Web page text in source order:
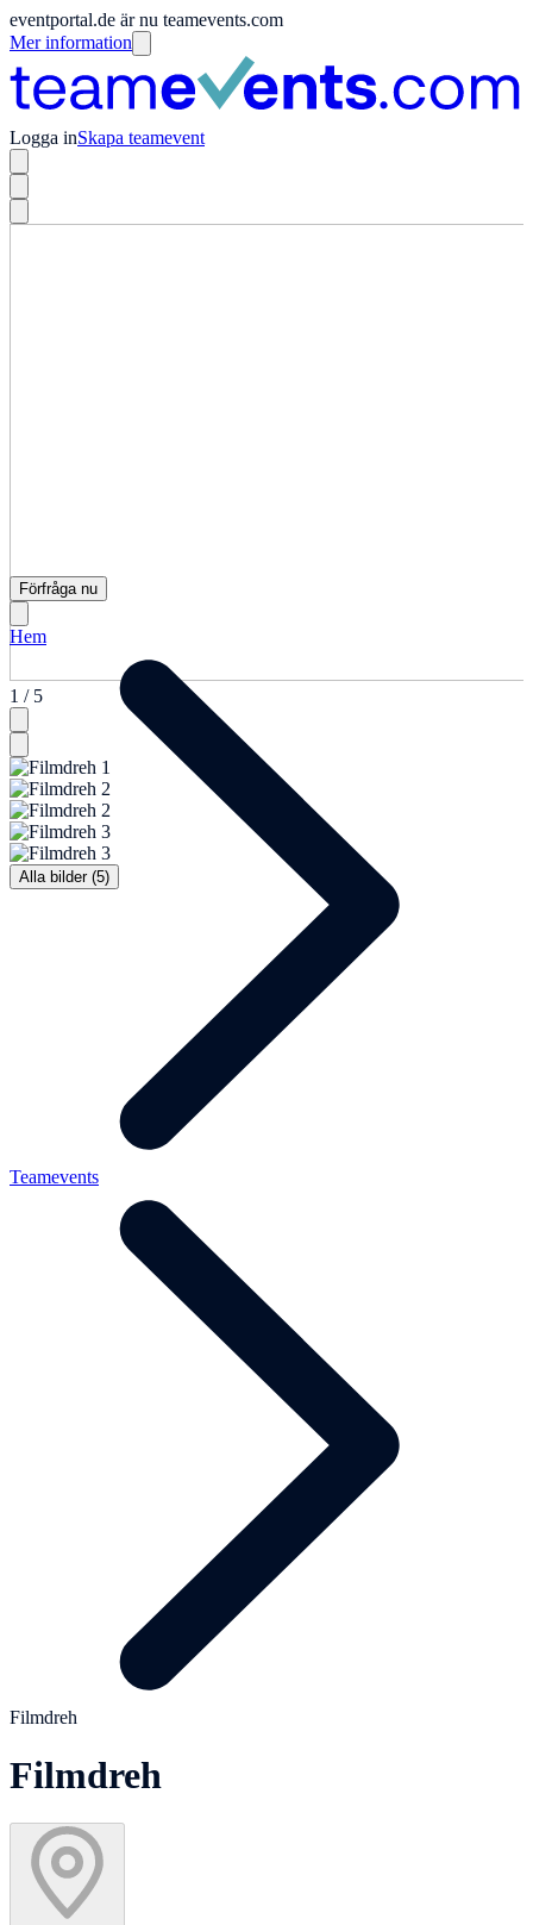
eventportal.de är nu teamevents.com
Mer information
Logga inSkapa teamevent
1 / 5
Alla bilder (5)
Förfråga nu
Hem
Teamevents
Filmdreh
Filmdreh